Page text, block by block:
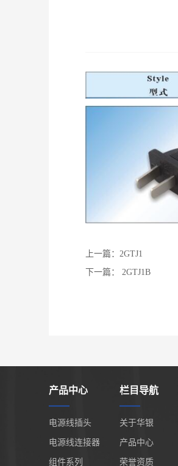
上一篇：2GTJ1
下一篇： 2GTJ1B
产品中心
电源线插头
电源线连接器
组件系列
栏目导航
关于华银
产品中心
荣誉资质